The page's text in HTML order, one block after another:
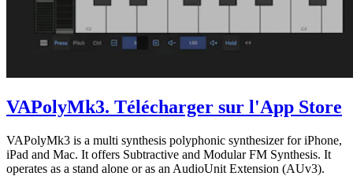
VAPolyMk3. Télécharger sur l'App Store
VAPolyMk3 is a multi synthesis polyphonic synthesizer for iPhone,
iPad and Mac. It offers Subtractive and Modular FM Synthesis. It
operates as a stand alone or as an AudioUnit Extension (AUv3).